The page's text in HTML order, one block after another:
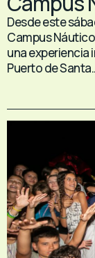
Desde este
Campus
una experiencia
Puerto de